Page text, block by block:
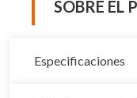
SOBRE EL
Especificaciones